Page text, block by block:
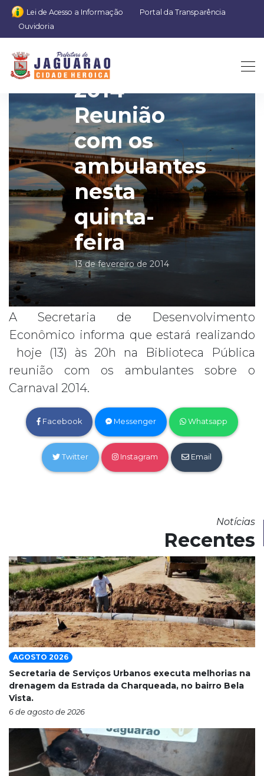
Lei de Acesso a Informação
Portal da Transparência
Ouvidoria
CARNAVAL
2014 –
Reunião
com os
ambulantes
nesta
quinta-
feira
13 de fevereiro de 2014
A Secretaria de Desenvolvimento
Econômico informa que estará realizando
hoje (13) às 20h na Biblioteca Pública
reunião com os ambulantes sobre o
Carnaval 2014.
Facebook Messenger Whatsapp
Twitter Instagram Email
Notícias
Recentes
AGOSTO 2026
Secretaria de Serviços Urbanos executa melhorias na
drenagem da Estrada da Charqueada, no bairro Bela
Vista.
6 de agosto de 2026